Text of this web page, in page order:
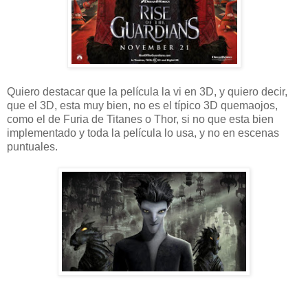
Quiero destacar que la película la vi en 3D, y quiero decir,
que el 3D, esta muy bien, no es el típico 3D quemaojos,
como el de Furia de Titanes o Thor, si no que esta bien
implementado y toda la película lo usa, y no en escenas
puntuales.